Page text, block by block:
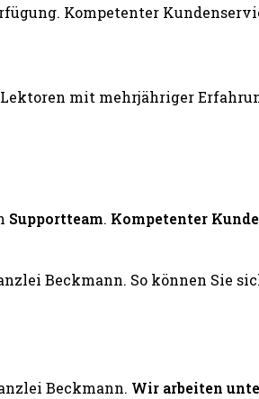
mit mehrjähriger
Supportteam. Kompetenter
Beckmann. Wir arbeiten